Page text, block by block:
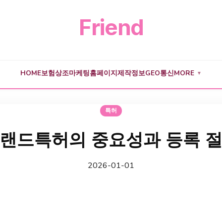
Friend
HOME보험상조마케팅홈페이지제작정보GEO통신MORE ▼
특허
드특허의 중요성과 등록
2026-01-01